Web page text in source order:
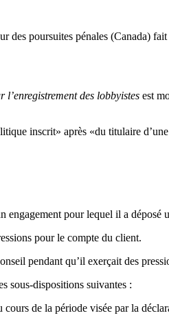
poursuites pénales (Canada)
l’enregistrement des lobbyistes est
inscrit» après «du titulaire
pour lequel il a
pour le compte du client.
pendant qu’il exerçait des
sous-dispositions suivantes :
de la période visée par la